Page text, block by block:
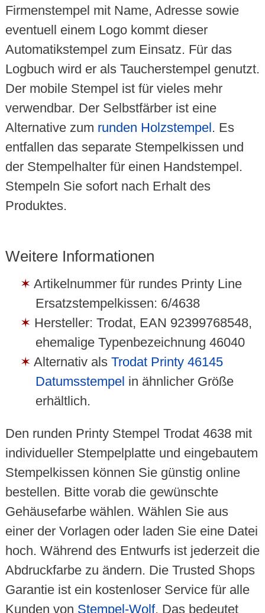
Firmenstempel mit Name, Adresse sowie
eventuell einem Logo kommt dieser
Automatikstempel zum Einsatz. Für das
Logbuch wird er als Taucherstempel genutzt.
Der mobile Stempel ist für vieles mehr
verwendbar. Der Selbstfärber ist eine
Alternative zum runden Holzstempel. Es
entfallen das separate Stempelkissen und
der Stempelhalter für einen Handstempel.
Stempeln Sie sofort nach Erhalt des
Produktes.
Weitere Informationen
Artikelnummer für rundes Printy Line
Ersatzstempelkissen: 6/4638
Hersteller: Trodat, EAN 92399768548,
ehemalige Typenbezeichnung 46040
Alternativ als Trodat Printy 46145
Datumsstempel in ähnlicher Größe
erhältlich.
Den runden Printy Stempel Trodat 4638 mit
individueller Stempelplatte und eingebautem
Stempelkissen können Sie günstig online
bestellen. Bitte vorab die gewünschte
Gehäusefarbe wählen. Wählen Sie aus
einer der Vorlagen oder laden Sie eine Datei
hoch. Während des Entwurfs ist jederzeit die
Abdruckfarbe zu ändern. Die Trusted Shops
Garantie ist ein kostenloser Service für alle
Kunden von Stempel-Wolf. Das bedeutet